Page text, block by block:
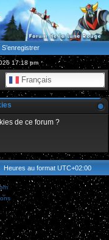
S’enregistrer
17:18 pm
Français
de ce forum ?
Heures au format UTC+02:00